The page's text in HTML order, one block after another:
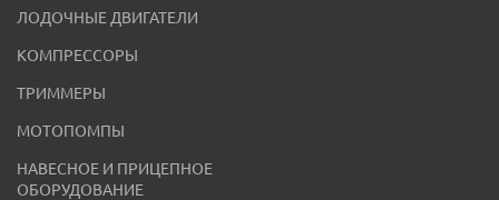
ЛОДОЧНЫЕ ДВИГАТЕЛИ
КОМПРЕССОРЫ
ТРИММЕРЫ
МОТОПОМПЫ
НАВЕСНОЕ И ПРИЦЕПНОЕ
ОБОРУДОВАНИЕ